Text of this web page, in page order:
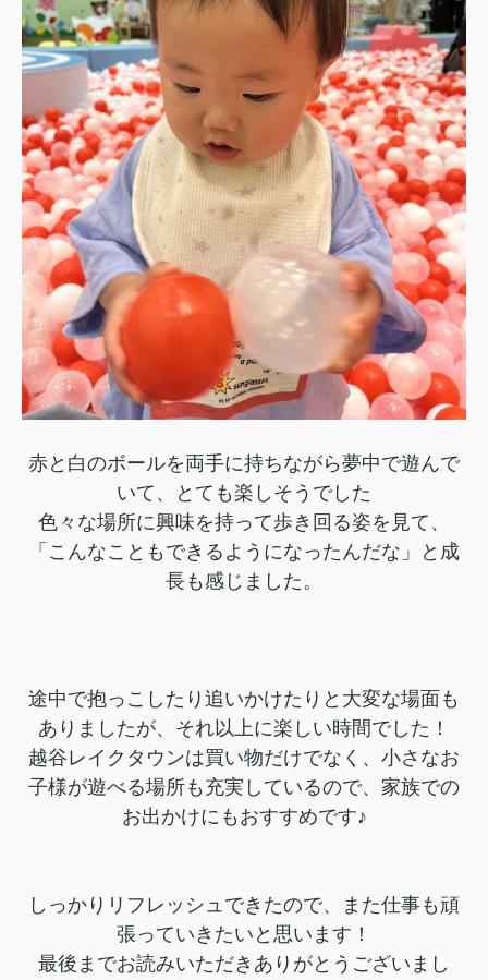
赤と白のボールを両手に持ちながら夢中で遊んで
いて、とても楽しそうでした
色々な場所に興味を持って歩き回る姿を見て、
「こんなこともできるようになったんだな」と成
長も感じました。
途中で抱っこしたり追いかけたりと大変な場面も
ありましたが、それ以上に楽しい時間でした！
越谷レイクタウンは買い物だけでなく、小さなお
子様が遊べる場所も充実しているので、家族での
お出かけにもおすすめです♪
しっかりリフレッシュできたので、また仕事も頑
張っていきたいと思います！
最後までお読みいただきありがとうございまし